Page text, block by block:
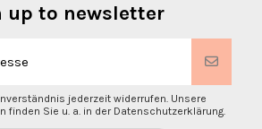
up to newsletter
jederzeit widerrufen. Unsere
finden Sie u. a. in der Datenschutzerklärung.